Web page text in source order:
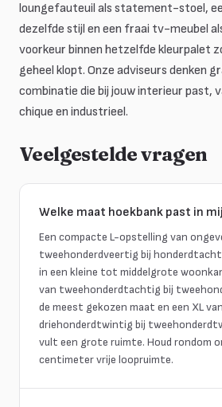
loungefauteuil als statement-stoel,
dezelfde stijl en een fraai tv-meubel
voorkeur binnen hetzelfde kleurpalet
geheel klopt. Onze adviseurs denken
combinatie die bij jouw interieur past,
chique en industrieel.
Veelgestelde vragen
Welke maat hoekbank past in
Een compacte L-opstelling van
tweehonderdveertig bij
in een kleine tot middelgrote
van tweehonderdtachtig bij
de meest gekozen maat en een XL van
driehonderdtwintig bij
vult een grote ruimte. Houd rondom
centimeter vrije loopruimte.